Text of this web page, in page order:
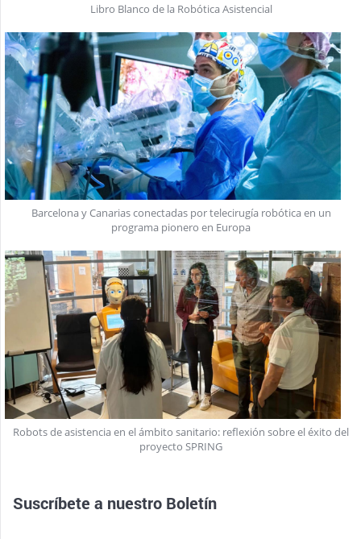
Libro Blanco de la Robótica Asistencial
Barcelona y Canarias conectadas por telecirugía robótica en un
programa pionero en Europa
Robots de asistencia en el ámbito sanitario: reflexión sobre el éxito del
proyecto SPRING
Suscríbete a nuestro Boletín